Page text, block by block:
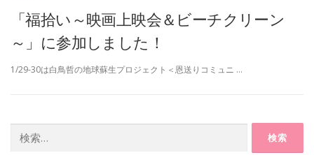
「福拾い～映画上映会＆ビーチクリーン
～」に参加しました！
1/29-30は白鳥哲の地球蘇生プロジェクト＜恩送りコミュニ …
索: